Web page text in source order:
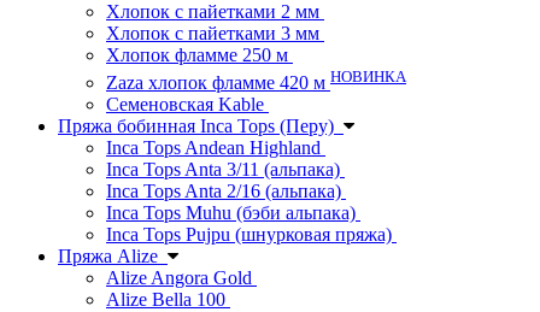
Хлопок с пайетками 2 мм
Хлопок с пайетками 3 мм
Хлопок фламме 250 м
Zaza хлопок фламме 420 м НОВИНКА
Семеновская Kable
Пряжа бобинная Inca Tops (Перу)
Inca Tops Andean Highland
Inca Tops Anta 3/11 (альпака)
Inca Tops Anta 2/16 (альпака)
Inca Tops Muhu (бэби альпака)
Inca Tops Pujpu (шнурковая пряжа)
Пряжа Alize
Alize Angora Gold
Alize Bella 100